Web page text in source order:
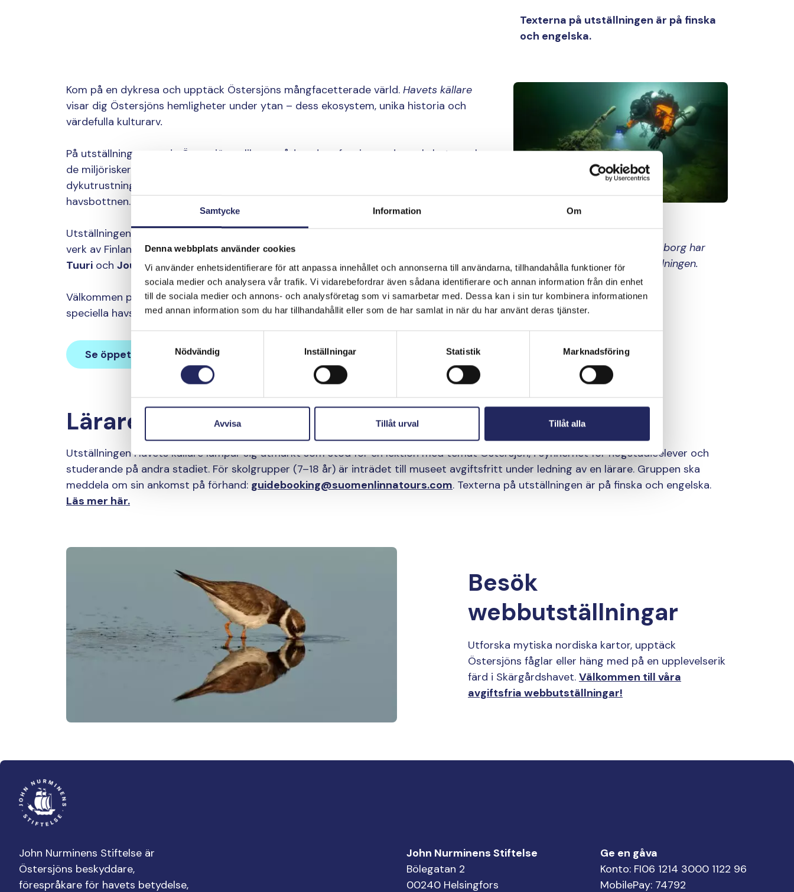
Samtycke Information Om
Denna webbplats använder cookies
Vi använder enhetsidentifierare för att anpassa innehållet och annonserna till användarna, tillhandahålla funktioner för
sociala medier och analysera vår trafik. Vi vidarebefordrar även sådana identifierare och annan information från din enhet
till de sociala medier och annons- och analysföretag som vi samarbetar med. Dessa kan i sin tur kombinera informationen
med annan information som du har tillhandahållit eller som de har samlat in när du har använt deras tjänster.
Nödvändig
Inställningar Statistik Marknadsföring
Avvisa Tillåt urval Tillåt alla
Texterna på utställningen är på finska
och engelska.
Kom på en dykresa och upptäck Östersjöns mångfacetterade värld. Havets källare
visar dig Östersjöns hemligheter under ytan – dess ekosystem, unika historia och
värdefulla kulturarv.
På utställningen ser du Östersjöns olika områden, dess fascinerande nyckelarter och
de miljörisker som människan orsakar. Du kommer också att lära dig hur
dykutrustningen har utvecklats och hur vrakfynd avslöjar berättelser som döljer sig på
havsbottnen.
Utställningen bjuder på ett mångsidigt informationspaket om Östersjön, där du kan se
verk av Finlands mest uppskattade fotografer av undervattensmiljöer och vrak,
Tuuri och Jouni Polkko,samt av skärgårdsfotografenRaimo Sundelin.
Välkommen på en upptäcktsresa som fördjupar din förståelse för ett av världens mest
speciella havsområden och vikten av att skydda det.
Se öppettider och inträdesavgift på Sveaborgsmuseets webbplats
Bild: Pekka Tuuri
Förvaltningsnämnden för Sveaborg har
stöttat produktionen av utställningen.
Lärare, kom med din klass till utställningen
Utställningen Havets källare lämpar sig utmärkt som stöd för en lektion med temat Östersjön, i synnerhet för högstadieelever och
studerande på andra stadiet. För skolgrupper (7–18 år) är inträdet till museet avgiftsfritt under ledning av en lärare. Gruppen ska
meddela om sin ankomst på förhand: guidebooking@suomenlinnatours.com. Texterna på utställningen är på finska och engelska.
Läs mer här.
Besök
webbutställningar
Utforska mytiska nordiska kartor, upptäck
Östersjöns fåglar eller häng med på en upplevelserik
färd i Skärgårdshavet. Välkommen till våra
avgiftsfria webbutställningar!
John Nurminens Stiftelse är
Östersjöns beskyddare,
förespråkare för havets betydelse,
John Nurminens Stiftelse
Bölegatan 2
00240 Helsingfors
Ge en gåva
Konto: FI06 1214 3000 1122 96
MobilePay: 74792